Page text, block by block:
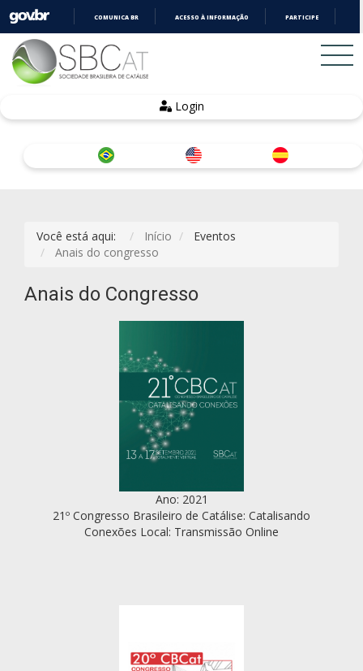
COMUNICA BR ACESSO À INFORMAÇÃO PARTICIPE
Login
Você está aqui: Início
Eventos
Anais do congresso
Anais do Congresso
Ano: 2021
21º Congresso Brasileiro de Catálise: Catalisando
Conexões Local: Transmissão Online